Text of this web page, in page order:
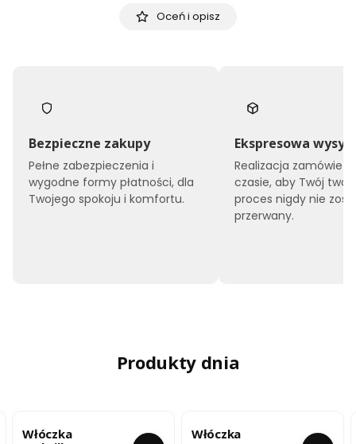
Oceń i opisz
Bezpieczne zakupy
Pełne zabezpieczenia i
wygodne formy płatności, dla
Twojego spokoju i komfortu.
Ekspresowa
Realizacja zamówień
czasie, aby Twój
proces nigdy nie
przerwany.
Produkty dnia
Włóczka
Włóczka